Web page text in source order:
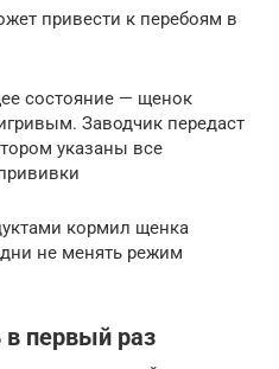
привести к перебоям в
состояние — щенок
Заводчик передаст
указаны все
кормил щенка
не менять режим
первый раз